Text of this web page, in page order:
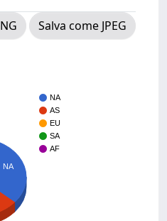
Salva come JPEG
NA
AS
EU
SA
AF
NA